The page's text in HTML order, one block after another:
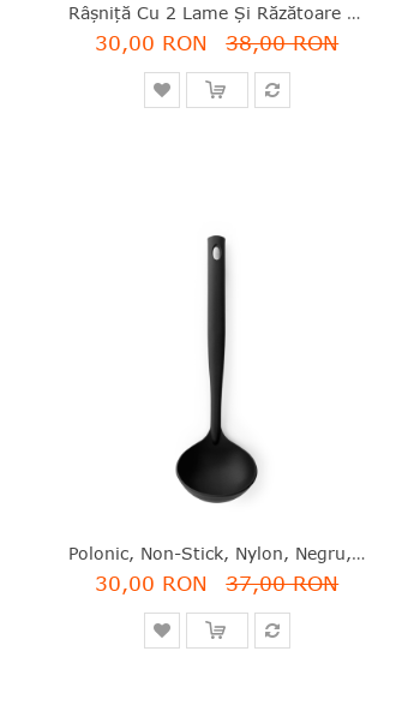
Râşniţă Cu 2 Lame Şi Răzătoare Zenzero, Polipropilenă+inox, Alb, 16x6 Cm, Moha - 7611264360750
30,00 RON 38,00 RON
Polonic, Non-Stick, Nylon, Negru, 32.6 Cm, Black Line, Brabantia - 8710755365225
30,00 RON 37,00 RON